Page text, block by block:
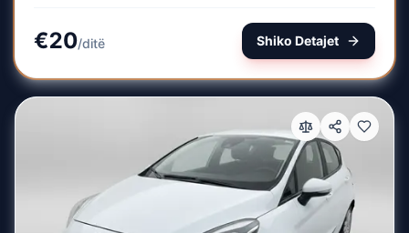
€20/ditë Shiko Detajet